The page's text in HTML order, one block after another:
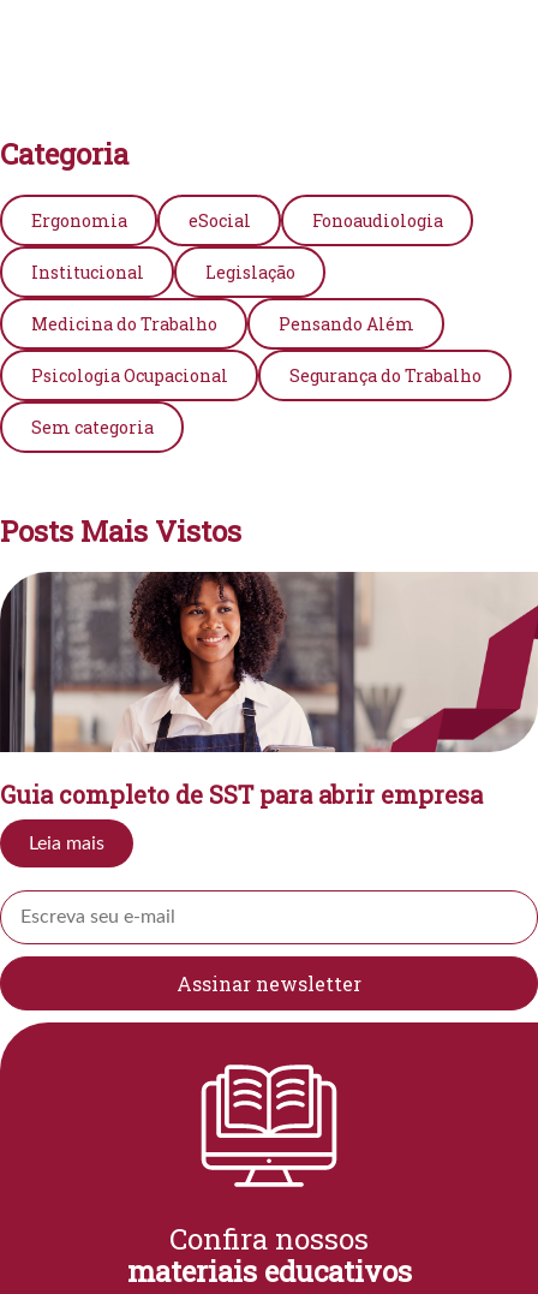
Categoria
Ergonomia eSocial Fonoaudiologia
Institucional Legislação
Medicina do Trabalho Pensando Além
Psicologia Ocupacional Segurança do Trabalho
Sem categoria
Posts Mais Vistos
Guia completo de SST para abrir empresa
Leia mais
Confira nossos
materiais educativos